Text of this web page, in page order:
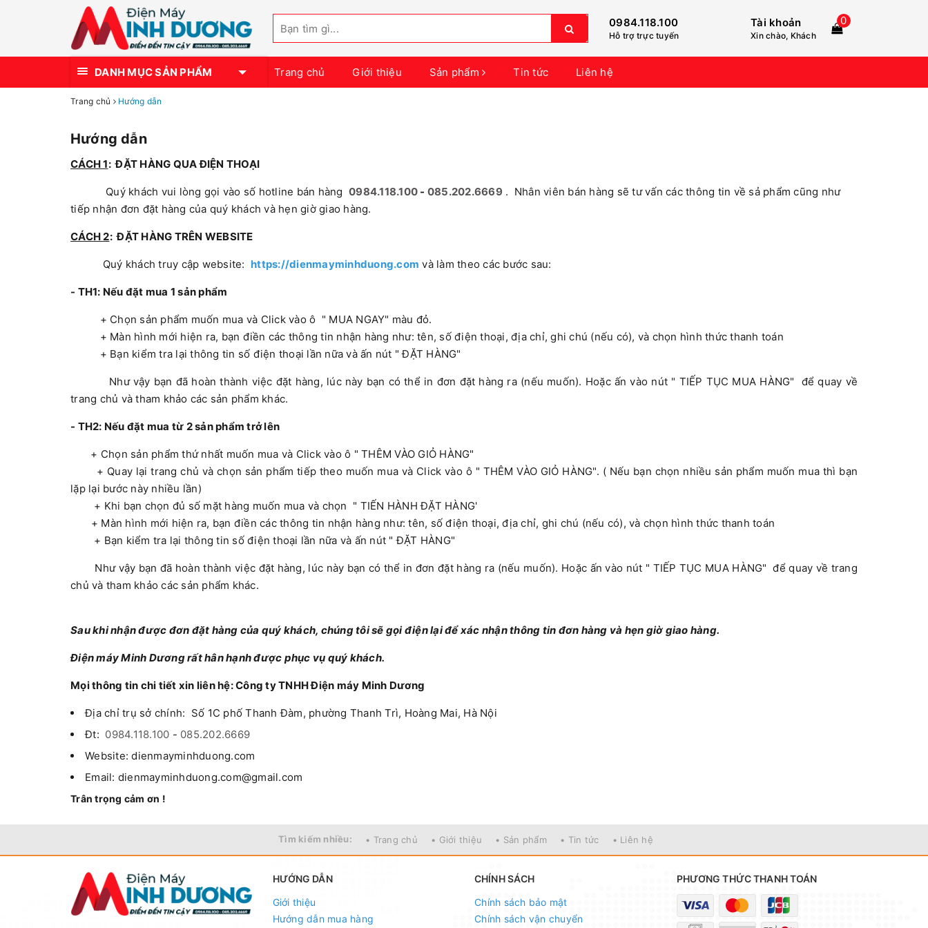
0984.118.100
Hỗ trợ trực tuyến
Tài khoản
Xin chào, Khách
0
DANH MỤC SẢN PHẨM Trang chủ Giới thiệu Sản phẩm Tin tức Liên hệ
Trang chủ Hướng dẫn
Hướng dẫn
CÁCH 1: ĐẶT HÀNG QUA ĐIỆN THOẠI
Quý khách vui lòng gọi vào số hotline bán hàng 0984.118.100 - 085.202.6669 . Nhân viên bán hàng sẽ tư vấn các thông tin về sả phẩm cũng như
tiếp nhận đơn đặt hàng của quý khách và hẹn giờ giao hàng.
CÁCH 2: ĐẶT HÀNG TRÊN WEBSITE
Quý khách truy cập website: https://dienmayminhduong.com và làm theo các bước sau:
- TH1: Nếu đặt mua 1 sản phẩm
+ Chọn sản phẩm muốn mua và Click vào ô " MUA NGAY" màu đỏ.
+ Màn hình mới hiện ra, bạn điền các thông tin nhận hàng như: tên, số điện thoại, địa chỉ, ghi chú (nếu có), và chọn hình thức thanh toán
+ Bạn kiểm tra lại thông tin số điện thoại lần nữa và ấn nút " ĐẶT HÀNG"
Như vậy bạn đã hoàn thành việc đặt hàng, lúc này bạn có thể in đơn đặt hàng ra (nếu muốn). Hoặc ấn vào nút " TIẾP TỤC MUA HÀNG" để quay về
trang chủ và tham khảo các sản phẩm khác.
- TH2: Nếu đặt mua từ 2 sản phẩm trở lên
+ Chọn sản phẩm thứ nhất muốn mua và Click vào ô " THÊM VÀO GIỎ HÀNG"
+ Quay lại trang chủ và chọn sản phẩm tiếp theo muốn mua và Click vào ô " THÊM VÀO GIỎ HÀNG". ( Nếu bạn chọn nhiều sản phẩm muốn mua thì bạn
lặp lại bước này nhiều lần)
+ Khi bạn chọn đủ số mặt hàng muốn mua và chọn " TIẾN HÀNH ĐẶT HÀNG'
+ Màn hình mới hiện ra, bạn điền các thông tin nhận hàng như: tên, số điện thoại, địa chỉ, ghi chú (nếu có), và chọn hình thức thanh toán
+ Bạn kiểm tra lại thông tin số điện thoại lần nữa và ấn nút " ĐẶT HÀNG"
Như vậy bạn đã hoàn thành việc đặt hàng, lúc này bạn có thể in đơn đặt hàng ra (nếu muốn). Hoặc ấn vào nút " TIẾP TỤC MUA HÀNG" để quay về trang
chủ và tham khảo các sản phẩm khác.
Sau khi nhận được đơn đặt hàng của quý khách, chúng tôi sẽ gọi điện lại để xác nhận thông tin đơn hàng và hẹn giờ giao hàng.
Điện máy Minh Dương rất hân hạnh được phục vụ quý khách.
Mọi thông tin chi tiết xin liên hệ: Công ty TNHH Điện máy Minh Dương
Địa chỉ trụ sở chính: Số 1C phố Thanh Đàm, phường Thanh Trì, Hoàng Mai, Hà Nội
Đt: 0984.118.100 - 085.202.6669
Website: dienmayminhduong.com
Email: dienmayminhduong.com@gmail.com
Trân trọng cảm ơn !
Tìm kiếm nhiều: • Trang chủ • Giới thiệu • Sản phẩm • Tin tức • Liên hệ
HƯỚNG DẪN
Giới thiệu
Hướng dẫn mua hàng
CHÍNH SÁCH
Chính sách bảo mật
Chính sách vận chuyển
PHƯƠNG THỨC THANH TOÁN